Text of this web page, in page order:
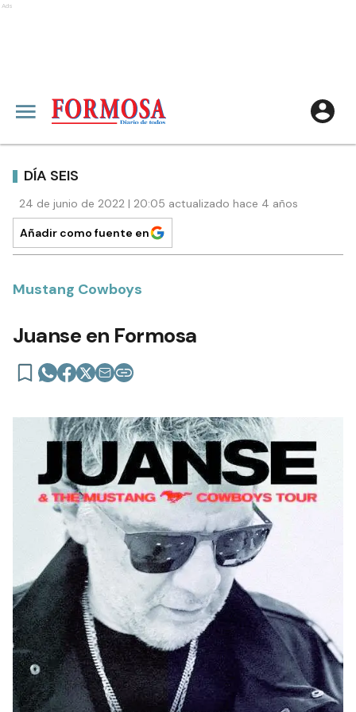
Ads
DÍA SEIS
24 de junio de 2022 | 20:05 actualizado hace 4 años
Añadir como fuente en
Mustang Cowboys
Juanse en Formosa